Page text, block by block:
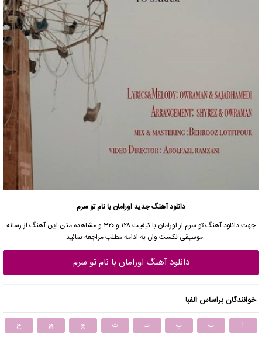
دانلود آهنگ جدیداورامان با نام تو سرم
جهتدانلود آهنگتو سرم از اورامان با کیفیت ۱۲۸ و ۳۲۰ و مشاهده متن این آهنگ از
رسانه
موسیقی نکست وان به ادامه مطلب مراجعه نمائید …
دانلود آهنگ اورامان با نام تو سرم
خوانندگان براساس الفبا
ا ب پ ت ث ج چ
ح